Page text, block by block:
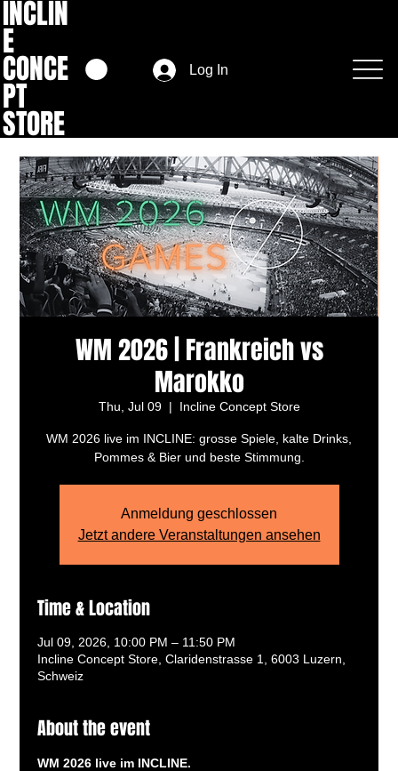
INCLIN
E
CONCE
PT
STORE
Log In
WM 2026 | Frankreich vs
Marokko
Thu, Jul 09
  |
Incline Concept Store
WM 2026 live im INCLINE: grosse Spiele, kalte Drinks,
Pommes & Bier und beste Stimmung.
Anmeldung geschlossen
Jetzt andere Veranstaltungen ansehen
Time & Location
Jul 09, 2026, 10:00 PM – 11:50 PM
Incline Concept Store, Claridenstrasse 1, 6003 Luzern,
Schweiz
About the event
WM 2026 live im INCLINE.